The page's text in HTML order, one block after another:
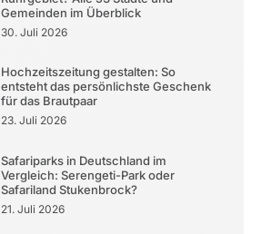
Gemeinden im Überblick
30. Juli 2026
Hochzeitszeitung gestalten: So
entsteht das persönlichste Geschenk
für das Brautpaar
23. Juli 2026
Safariparks in Deutschland im
Vergleich: Serengeti-Park oder
Safariland Stukenbrock?
21. Juli 2026